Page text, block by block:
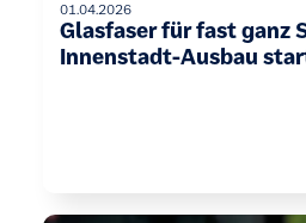
01.04.2026
Glasfaser für fast ganz
Innenstadt-Ausbau